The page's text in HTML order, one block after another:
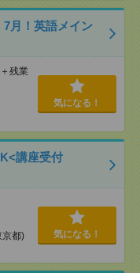
7月！英語メイン
残業
気になる！
講座受付
京都)
気になる！